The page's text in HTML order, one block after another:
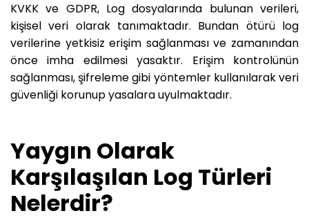
KVKK ve GDPR, Log dosyalarında bulunan verileri,
kişisel veri olarak tanımaktadır. Bundan ötürü log
verilerine yetkisiz erişim sağlanması ve zamanından
önce imha edilmesi yasaktır. Erişim kontrolünün
sağlanması, şifreleme gibi yöntemler kullanılarak veri
güvenliği korunup yasalara uyulmaktadır.
Yaygın Olarak
Karşılaşılan Log Türleri
Nelerdir?